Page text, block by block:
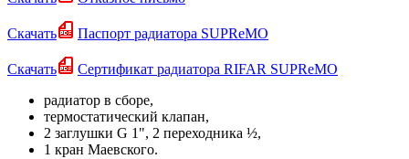
Скачать Паспорт радиатора SUPReMO
Скачать
Сертификат радиатора RIFAR SUPReMO
радиатор в сборе,
термостатический клапан,
2 заглушки G 1", 2 переходника ½,
1 кран Маевского.